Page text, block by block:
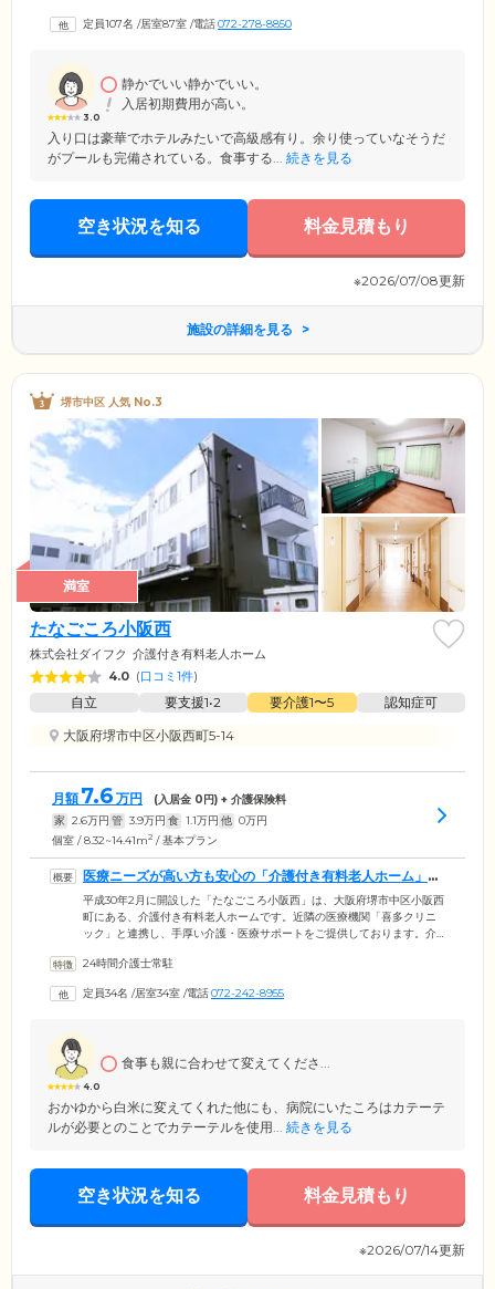
も、迅速かつ柔軟に対応することできます。見学にいらした際は、当ホ
定員107名 /居室87室 /電話072-278-8850
3.0
静かでいい静かでいい。
入居初期費用が高い。
入り口は豪華でホテルみたいで高級感有り。余り使っていなそうだ
がプールも完備されている。食事する... 続きを見る
空き状況を知る 料金見積もり
※2026/07/08更新
施設の詳細を見る
堺市中区 人気 No.3
満室
たなごころ小阪西
株式会社ダイフク 介護付き有料老人ホーム
4.0 (口コミ1件)
自立 要支援1•2 要介護1〜5
認知症可
大阪府堺市中区小阪西町5-14
月額 7.6 万円 (入居金 0円) + 介護保険料
家 2.6万円 管 3.9万円 食 1.1万円 他 0万円
個室 / 8.32~14.41m2 / 基本プラン
医療ニーズが高い方も安心の「介護付き有料老人ホーム」で
す
平成30年2月に開設した「たなごころ小阪西」は、大阪府堺市中区小阪西
町にある、介護付き有料老人ホームです。近隣の医療機関「喜多クリニ
ック」と連携し、手厚い介護・医療サポートをご提供しております。介
い」の3つの軸を大切に、ご入居のみなさまの日常生活にきめ細やかに寄
り、医療ニーズが高い方も安心。検温や血圧測定などの日々の健康管理
24時間介護士常駐
定員34名 /居室34室 /電話072-242-8955
4.0
食事も親に合わせて変えてくださ...
おかゆから白米に変えてくれた他にも、病院にいたころはカテーテ
ルが必要とのことでカテーテルを使用... 続きを見る
空き状況を知る 料金見積もり
※2026/07/14更新